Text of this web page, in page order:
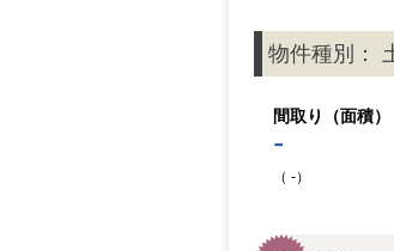
物件種別：
間取り（面積）
-
（ -）